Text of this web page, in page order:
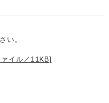
い。
イル／11KB]